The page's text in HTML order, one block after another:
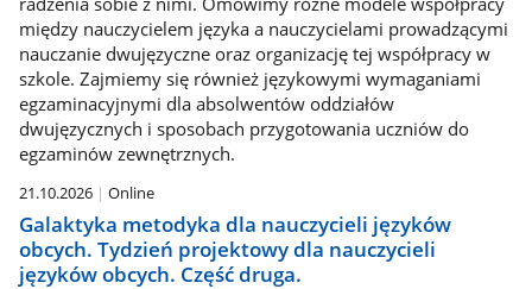
między nauczycielem języka a nauczycielami prowadzącymi
nauczanie dwujęzyczne oraz organizację tej współpracy w
szkole. Zajmiemy się również językowymi wymaganiami
egzaminacyjnymi dla absolwentów oddziałów
dwujęzycznych i sposobach przygotowania uczniów do
egzaminów zewnętrznych.
21.10.2026 Online
Galaktyka metodyka dla nauczycieli języków
obcych. Tydzień projektowy dla nauczycieli
języków obcych. Część druga.